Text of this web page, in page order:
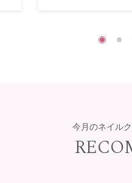
今月のネイル